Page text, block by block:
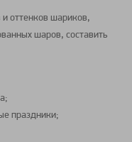
оттенков шариков,
шаров, составить
праздники;